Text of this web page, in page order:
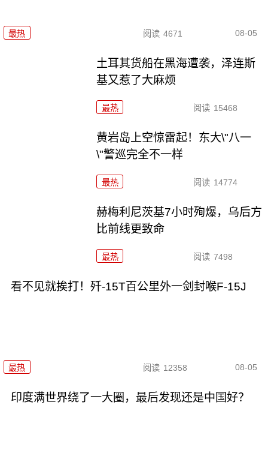
最热 阅读 4671 08-05
土耳其货船在黑海遭袭，泽连斯
基又惹了大麻烦
最热 阅读 15468
黄岩岛上空惊雷起！东大\"八一
\"警巡完全不一样
最热 阅读 14774
赫梅利尼茨基7小时殉爆，乌后方
比前线更致命
最热 阅读 7498
看不见就挨打！歼-15T百公里外一剑封喉F-15J
最热 阅读 12358 08-05
印度满世界绕了一大圈，最后发现还是中国好？